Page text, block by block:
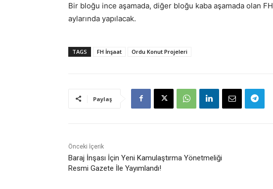
Bir bloğu ince aşamada, diğer bloğu kaba aşamada olan
aylarında yapılacak.
TAGS FH İnşaat Ordu Konut Projeleri
Paylaş
Önceki İçerik
Baraj İnşası İçin Yeni Kamulaştırma Yönetmeliği
Resmi Gazete İle Yayımlandı!